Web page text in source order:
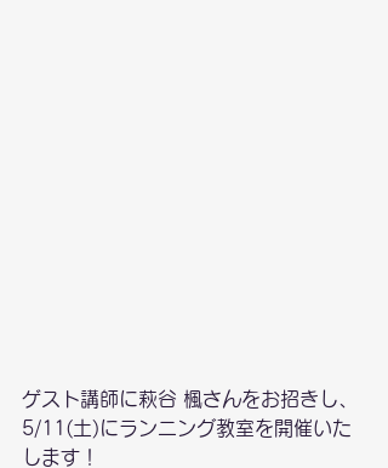
ゲスト講師に萩谷 楓さんをお招きし、
5/11(土)にランニング教室を開催いた
します！